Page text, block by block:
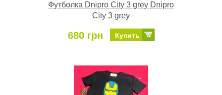
Футболка Dnipro City 3 grey Dnipro
City 3 grey
680 грн Купить